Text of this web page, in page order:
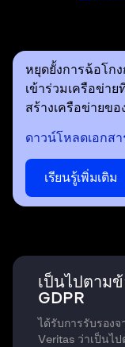
หยุดยั้งการฉ้อโก
เข้าร่วมเครือข่า
สร้างเครือข่ายขอ
ดาวน์โหลดเอกส
เรียนรู้เพิ่มเติม
เป็นไปตาม
GDPR
ได้รับการรับรอง
Veritas ว่าเป็นไ